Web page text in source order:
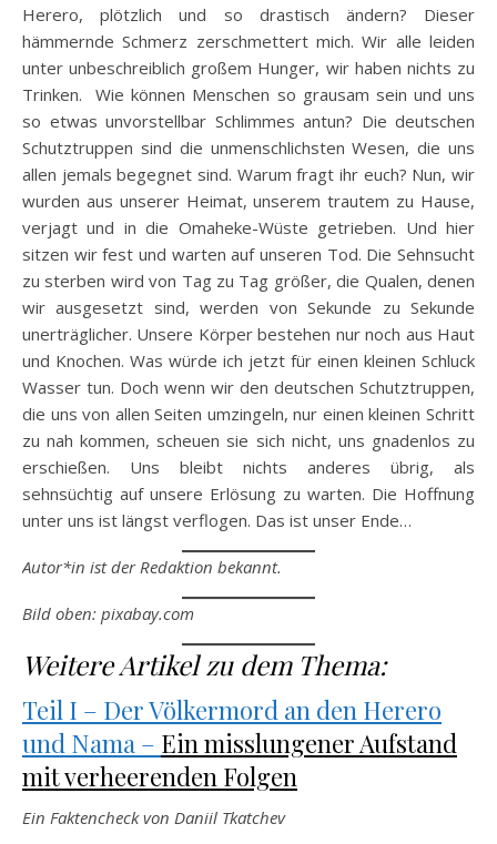
Herero, plötzlich und so drastisch ändern? Dieser
hämmernde Schmerz zerschmettert mich. Wir alle leiden
unter unbeschreiblich großem Hunger, wir haben nichts zu
Trinken. Wie können Menschen so grausam sein und uns
so etwas unvorstellbar Schlimmes antun? Die deutschen
Schutztruppen sind die unmenschlichsten Wesen, die uns
allen jemals begegnet sind. Warum fragt ihr euch? Nun, wir
wurden aus unserer Heimat, unserem trautem zu Hause,
verjagt und in die Omaheke-Wüste getrieben. Und hier
sitzen wir fest und warten auf unseren Tod. Die Sehnsucht
zu sterben wird von Tag zu Tag größer, die Qualen, denen
wir ausgesetzt sind, werden von Sekunde zu Sekunde
unerträglicher. Unsere Körper bestehen nur noch aus Haut
und Knochen. Was würde ich jetzt für einen kleinen Schluck
Wasser tun. Doch wenn wir den deutschen Schutztruppen,
die uns von allen Seiten umzingeln, nur einen kleinen Schritt
zu nah kommen, scheuen sie sich nicht, uns gnadenlos zu
erschießen. Uns bleibt nichts anderes übrig, als
sehnsüchtig auf unsere Erlösung zu warten. Die Hoffnung
unter uns ist längst verflogen. Das ist unser Ende…
Autor*in ist der Redaktion bekannt.
Bild oben: pixabay.com
Weitere Artikel zu dem Thema:
Teil I – Der Völkermord an den Herero
und Nama – Ein misslungener Aufstand
mit verheerenden Folgen
Ein Faktencheck von Daniil Tkatchev